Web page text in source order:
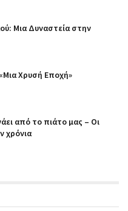
Μια Δυναστεία στην
Χρυσή Εποχή»
από το πιάτο μας – Οι
χρόνια